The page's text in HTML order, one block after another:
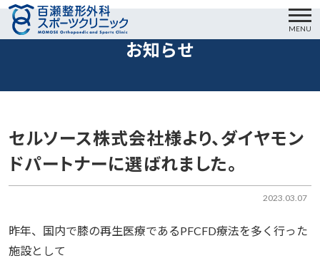
MENU
お知らせ
2023.03.07
セルソース株式会社様より、ダイヤモン
ドパートナーに選ばれました。
昨年、国内で膝の再生医療であるPFCFD療法を多く行った
施設として